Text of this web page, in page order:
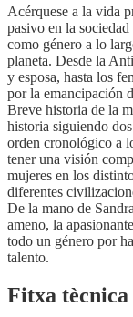
Acérquese a la vida
pasivo en la
como género a lo
planeta. Desde la
y esposa, hasta los
por la emancipación
Breve historia de la
historia siguiendo
orden cronológico a
tener una visión
mujeres en los
diferentes
De la mano de
ameno, la
todo un género por
talento.
Fitxa tècnica